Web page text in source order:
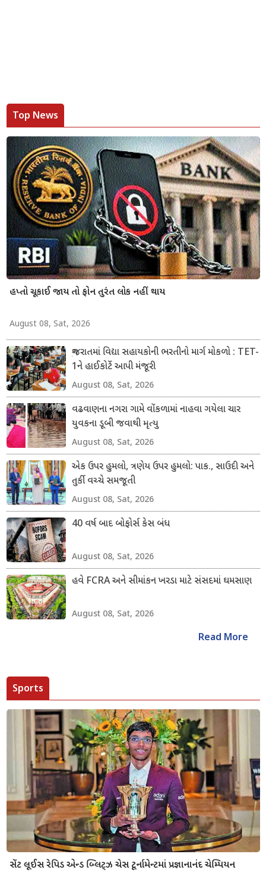
Top News
હપ્તો ચૂકાઈ જાય તો ફોન તુરંત લોક નહીં થાય
August 08, Sat, 2026
ગુજરાતમાં વિદ્યા સહાયકોની ભરતીનો માર્ગ મોકળો : TET-
1ને હાઈકોર્ટે આપી મંજૂરી
August 08, Sat, 2026
વઢવાણના નગરા ગામે વોંકળામાં નાહવા ગયેલા ચાર
યુવકના ડૂબી જવાથી મૃત્યુ
August 08, Sat, 2026
એક ઉપર હુમલો, ત્રણેય ઉપર હુમલો: પાક., સાઉદી અને
તુર્કી વચ્ચે સમજૂતી
August 08, Sat, 2026
40 વર્ષ બાદ બોફોર્સ કેસ બંધ
August 08, Sat, 2026
હવે FCRA અને સીમાંકન ખરડા માટે સંસદમાં ઘમસાણ
August 08, Sat, 2026
Read More
Sports
સેંટ લૂઈસ રેપિડ એન્ડ બ્લિટ્ઝ ચેસ ટૂર્નામેન્ટમાં પ્રજ્ઞાનાનંદ ચેમ્પિયન